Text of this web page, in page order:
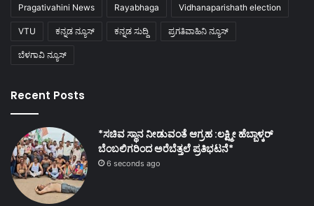
Pragativahini News Rayabhaga Vidhanaparishath election
VTU ಕನ್ನಡ ನ್ಯೂಸ್ ಕನ್ನಡ ಸುದ್ದಿ ಪ್ರಗತಿವಾಹಿನಿ ನ್ಯೂಸ್
ಬೆಳಗಾವಿ ನ್ಯೂಸ್
Recent Posts
*ಸಚಿವ ಸ್ಥಾನ ನೀಡುವಂತೆ ಆಗ್ರಹ :ಲಕ್ಷ್ಮೀ ಹೆಬ್ಬಾಳ್ಕರ್
ಬೆಂಬಲಿಗರಿಂದ ಅರೆಬೆತ್ತಲೆ ಪ್ರತಿಭಟನೆ*
6 seconds ago